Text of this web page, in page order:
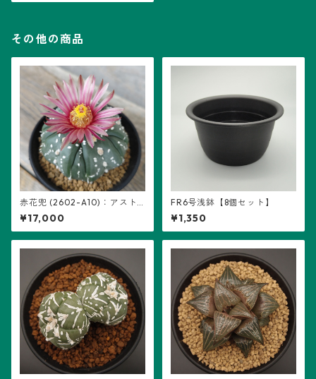
その他の商品
赤花兜 (2602-A10)：アスト
ロフィツム属 ※実生、五稜+複
稜あり
¥17,000
FR6号浅鉢【8個セット】
¥1,350